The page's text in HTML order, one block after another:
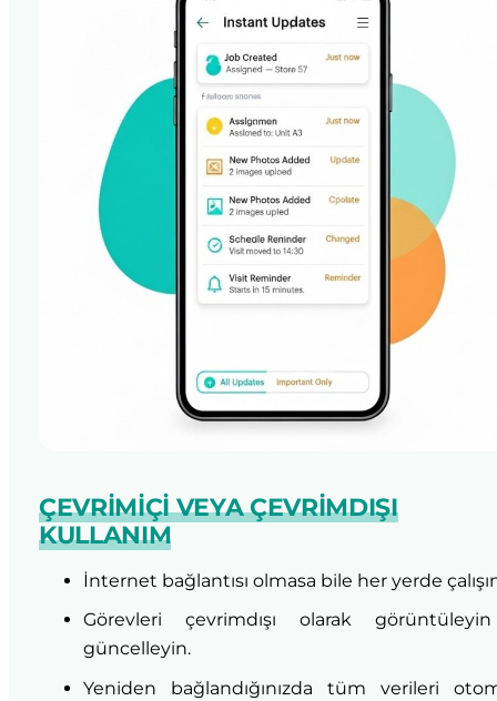
ÇEVRIMIÇI VEYA ÇEVRIMDIŞI
KULLANIM
İnternet bağlantısı olmasa bile her yerde
Görevleri çevrimdışı olarak
güncelleyin.
Yeniden bağlandığınızda tüm verileri